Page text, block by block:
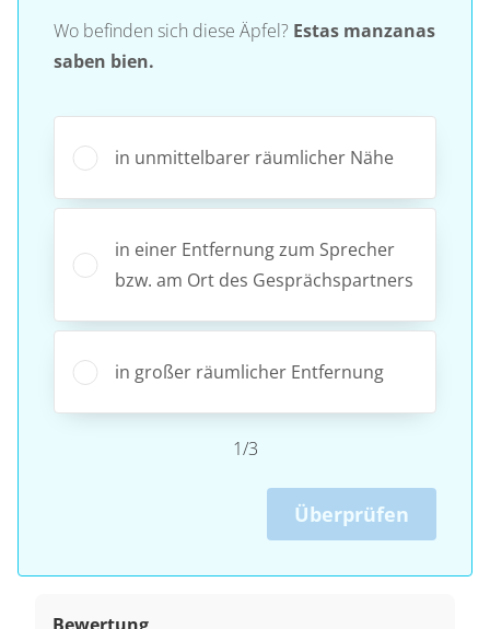
Wo befinden sich diese Äpfel? Estas manzanas
saben bien.
in unmittelbarer räumlicher Nähe
in einer Entfernung zum Sprecher
bzw. am Ort des Gesprächspartners
in großer räumlicher Entfernung
1/3
Überprüfen
Bewertung